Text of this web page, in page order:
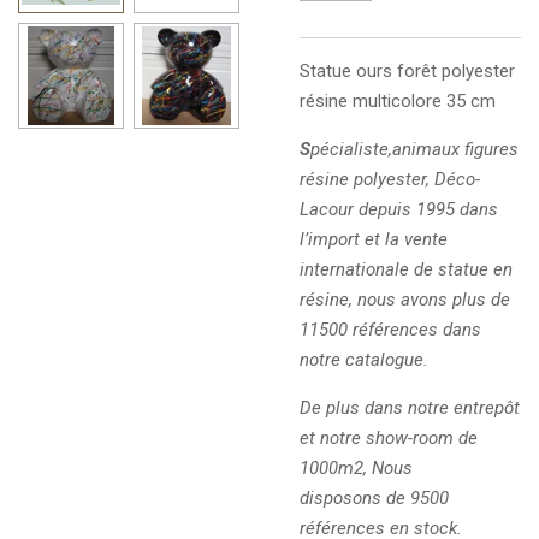
Statue ours forêt polyester
résine multicolore 35 cm
Spécialiste,animaux figures
résine polyester, Déco-
Lacour depuis 1995 dans
l’import et la vente
internationale de statue en
résine, nous avons plus de
11500 références dans
notre catalogue.
De plus dans notre entrepôt
et notre show-room de
1000m2, Nous
disposons de 9500
références en stock.